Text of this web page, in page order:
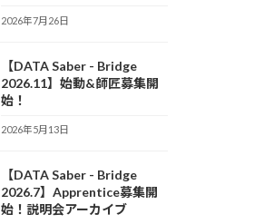
2026年7月26日
【DATA Saber - Bridge
2026.11】始動&師匠募集開
始！
2026年5月13日
【DATA Saber - Bridge
2026.7】Apprentice募集開
始！説明会アーカイブ